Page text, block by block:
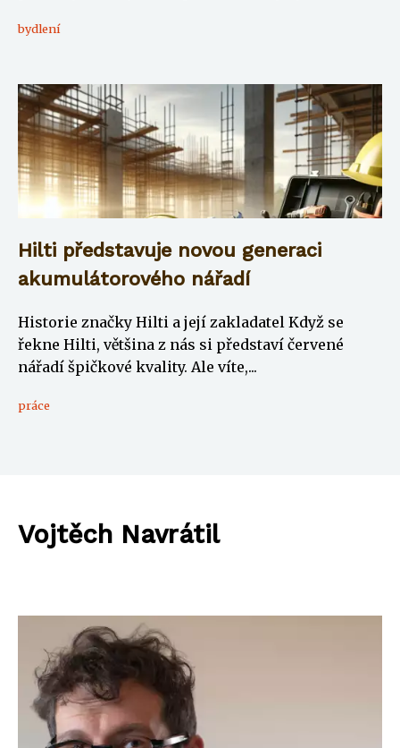
bydlení
Hilti představuje novou generaci
akumulátorového nářadí
Historie značky Hilti a její zakladatel Když se
řekne Hilti, většina z nás si představí červené
nářadí špičkové kvality. Ale víte,...
práce
Vojtěch Navrátil